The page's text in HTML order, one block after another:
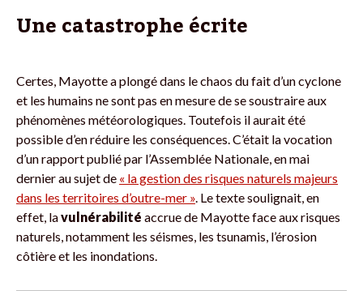
Une catastrophe écrite
Certes, Mayotte a plongé dans le chaos du fait d’un cyclone
et les humains ne sont pas en mesure de se soustraire aux
phénomènes météorologiques. Toutefois il aurait été
possible d’en réduire les conséquences. C’était la vocation
d’un rapport publié par l’Assemblée Nationale, en mai
dernier au sujet de « la gestion des risques naturels majeurs
dans les territoires d’outre-mer ». Le texte soulignait, en
effet, lavulnérabilité accrue de Mayotte face aux risques
naturels, notamment les séismes, les tsunamis, l’érosion
côtière et les inondations.